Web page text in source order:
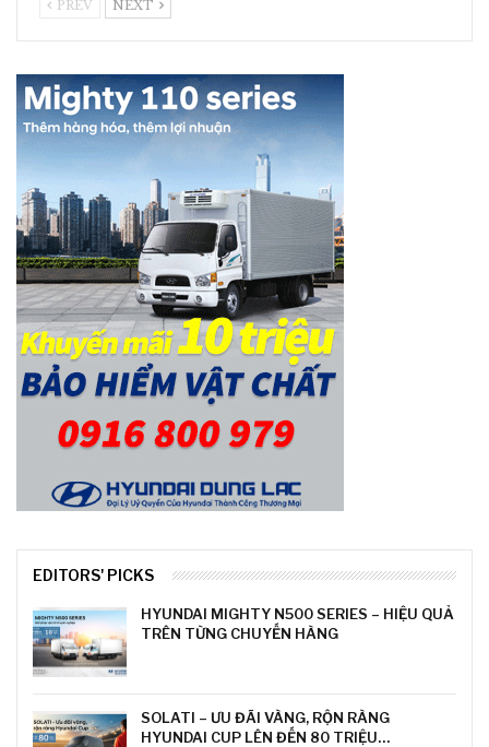
PREV NEXT
EDITORS' PICKS
HYUNDAI MIGHTY N500 SERIES – HIỆU QUẢ
TRÊN TỪNG CHUYẾN HÀNG
SOLATI – ƯU ĐÃI VÀNG, RỘN RÀNG
HYUNDAI CUP LÊN ĐẾN 80 TRIỆU…